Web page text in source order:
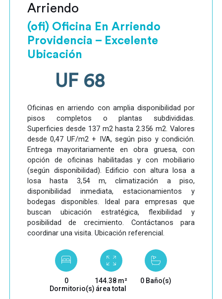
Arriendo
(ofi) Oficina En Arriendo
Providencia – Excelente
Ubicación
UF 68
Oficinas en arriendo con amplia disponibilidad por
pisos completos o plantas subdivididas.
Superficies desde 137 m2 hasta 2.356 m2. Valores
desde 0,47 UF/m2 + IVA, según piso y condición.
Entrega mayoritariamente en obra gruesa, con
opción de oficinas habilitadas y con mobiliario
(según disponibilidad). Edificio con altura losa a
losa hasta 3,54 m, climatización a piso,
disponibilidad inmediata, estacionamientos y
bodegas disponibles. Ideal para empresas que
buscan ubicación estratégica, flexibilidad y
posibilidad de crecimiento. Contáctanos para
coordinar una visita. Ubicación referencial.
0
Dormitorio(s)
144.38 m²
área total
0 Baño(s)